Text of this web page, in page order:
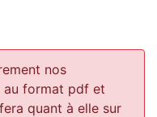
nos
au format pdf et
quant à elle sur